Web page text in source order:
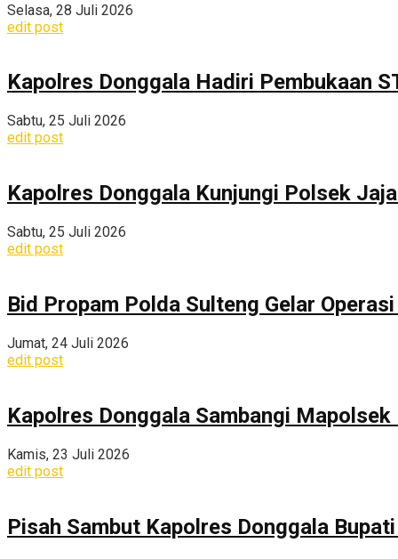
Selasa, 28 Juli 2026
edit post
Kapolres Donggala Hadiri Pembukaan
Sabtu, 25 Juli 2026
edit post
Kapolres Donggala Kunjungi Polsek
Sabtu, 25 Juli 2026
edit post
Bid Propam Polda Sulteng Gelar
Jumat, 24 Juli 2026
edit post
Kapolres Donggala Sambangi
Kamis, 23 Juli 2026
edit post
Pisah Sambut Kapolres Donggala